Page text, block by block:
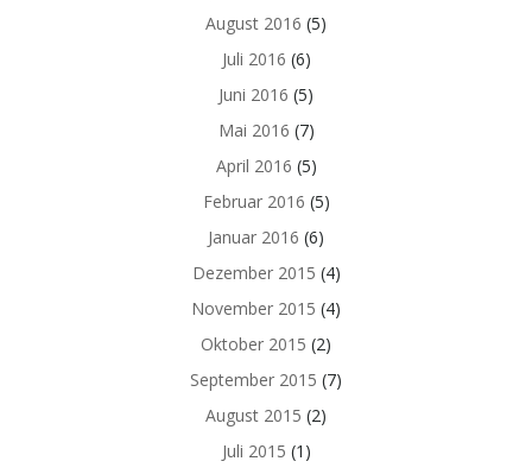
August 2016 (5)
Juli 2016 (6)
Juni 2016 (5)
Mai 2016 (7)
April 2016 (5)
Februar 2016 (5)
Januar 2016 (6)
Dezember 2015 (4)
November 2015 (4)
Oktober 2015 (2)
September 2015 (7)
August 2015 (2)
Juli 2015 (1)